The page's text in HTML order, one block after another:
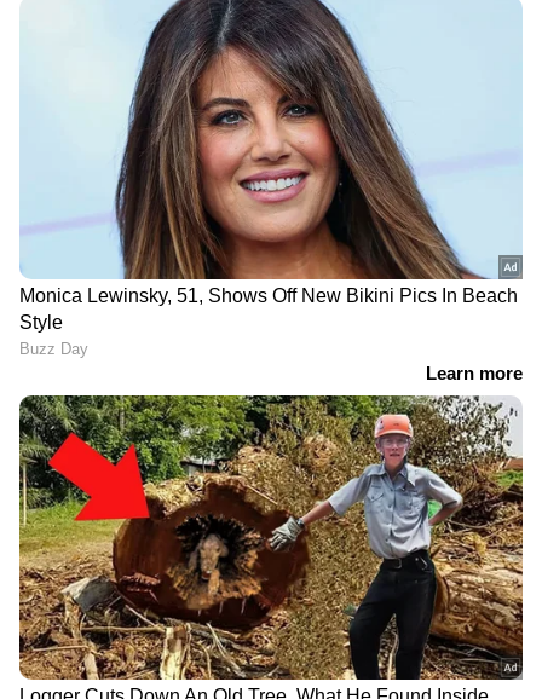
DOWNLOAD APP
RECOMMENDED STORIES
ഭാഗ്യതാര BT 54 ലോട്ടറി
എടുത്തിട്ടുണ്ടോ?
ഇന്നത്തെ കോടിപതി
നിങ്ങളാകാം ! അറിയാം
ഫലം
ഒരുകോടിയുടെ സമൃദ്ധി
SM 55 ആർക്ക് ? അറിയാം
ഇന്നത്തെ ലോട്ടറി ഫലം